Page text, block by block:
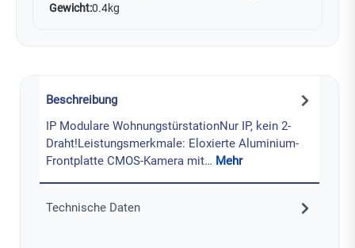
Gewicht:0.4kg
Beschreibung
IP Modulare WohnungstürstationNur IP, kein 2-
Draht!Leistungsmerkmale: Eloxierte Aluminium-
Frontplatte CMOS-Kamera mit… Mehr
Technische Daten